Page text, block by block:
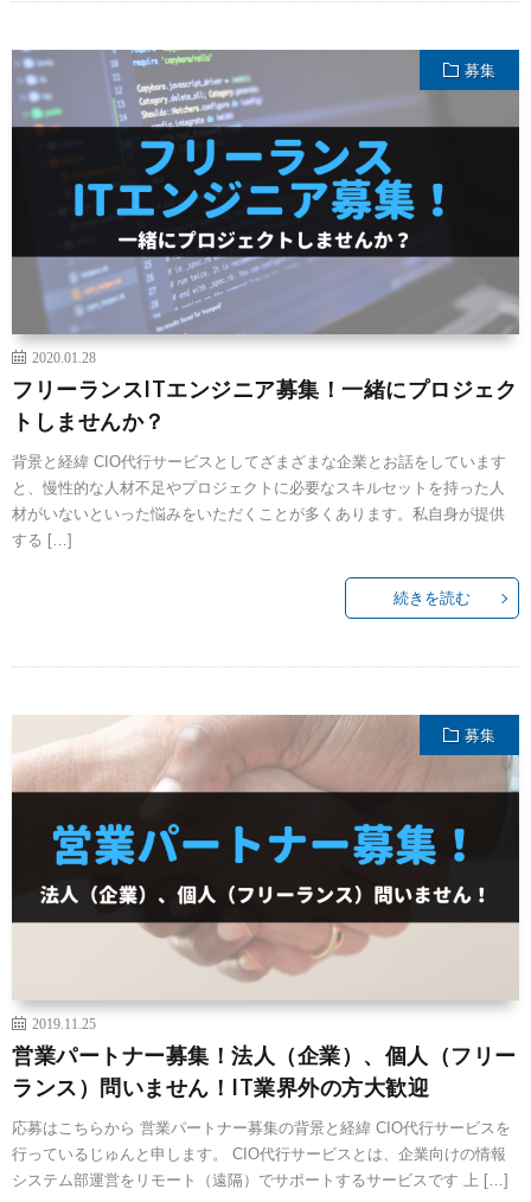
募集
2020.01.28
フリーランスITエンジニア募集！一緒にプロジェク
トしませんか？
背景と経緯 CIO代行サービスとしてざまざまな企業とお話をしています
と、慢性的な人材不足やプロジェクトに必要なスキルセットを持った人
材がいないといった悩みをいただくことが多くあります。私自身が提供
する […]
続きを読む
募集
2019.11.25
営業パートナー募集！法人（企業）、個人（フリー
ランス）問いません！IT業界外の方大歓迎
応募はこちらから 営業パートナー募集の背景と経緯 CIO代行サービスを
行っているじゅんと申します。 CIO代行サービスとは、企業向けの情報
システム部運営をリモート（遠隔）でサポートするサービスです 上 […]